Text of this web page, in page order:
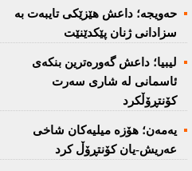
حەویجە؛ داعش هێزێكی تایبەت بە
سزادانی ژنان پێكدێنێت
لیبیا؛ داعش گەورەترین بنكەی
ئاسمانی لە شاری سەرت
کۆنتڕۆڵکرد
یەمەن؛ هۆزە میلیەكان شاخی
عەریش-یان كۆنتڕۆڵ كرد